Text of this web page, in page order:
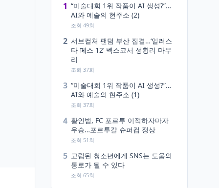
1 “미술대회 1위 작품이 AI 생성?”…
AI와 예술의 현주소 (2)
조회 49회
2 서브컬처 팬덤 부산 집결…‘일러스
타 페스 12’ 벡스코서 성황리 마무
리
조회 37회
3 “미술대회 1위 작품이 AI 생성?”…
AI와 예술의 현주소 (1)
조회 37회
4 황인범, FC 포르투 이적하자마자
우승…포르투갈 슈퍼컵 정상
조회 51회
5 고립된 청소년에게 SNS는 도움의
통로가 될 수 있다
조회 65회